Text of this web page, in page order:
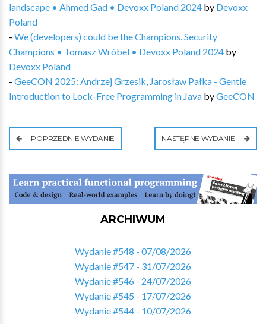
landscape • Ahmed Gad • Devoxx Poland 2024 by Devoxx
Poland
- We (developers) could be the Champions. Security
Champions • Tomasz Wróbel • Devoxx Poland 2024 by
Devoxx Poland
- GeeCON 2025: Andrzej Grzesik, Jarosław Pałka - Gentle
Introduction to Lock-Free Programming in Java byGeeCON
POPRZEDNIE WYDANIE NASTĘPNE WYDANIE
ARCHIWUM
Wydanie #548 - 07/08/2026
Wydanie #547 - 31/07/2026
Wydanie #546 - 24/07/2026
Wydanie #545 - 17/07/2026
Wydanie #544 - 10/07/2026